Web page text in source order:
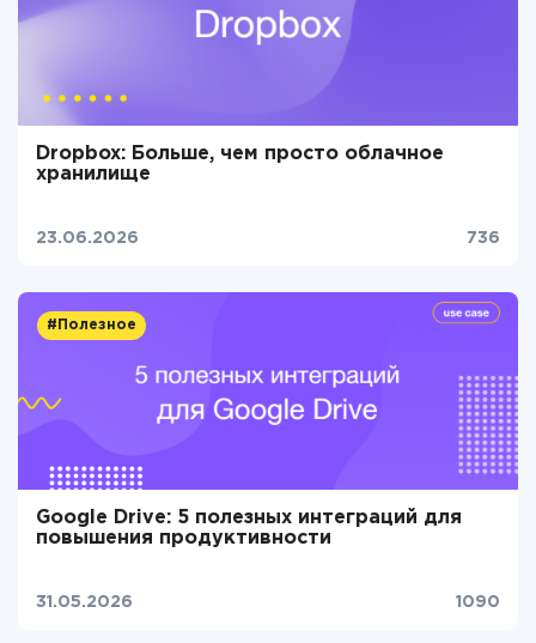
Dropbox: Больше, чем просто облачное
хранилище
23.06.2026 736
#Полезное
Google Drive: 5 полезных интеграций для
повышения продуктивности
31.05.2026 1090